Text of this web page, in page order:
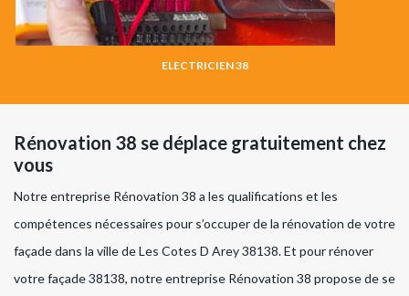
ELECTRICIEN 38
Rénovation 38 se déplace gratuitement chez
vous
Notre entreprise Rénovation 38 a les qualifications et les
compétences nécessaires pour s’occuper de la rénovation de votre
façade dans la ville de Les Cotes D Arey 38138. Et pour rénover
votre façade 38138, notre entreprise Rénovation 38 propose de se